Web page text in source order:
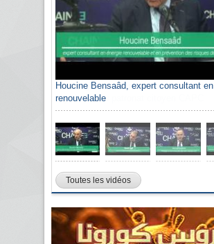
Sami Agli, président de la Confédération
algérienne du patronat citoyen CAPC
Toutes les vidéos